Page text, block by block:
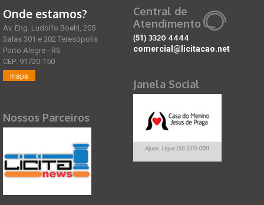
Onde estamos?
Av. Eng. Ludolfo Boehl, 205
Salas 301 e 302 Teresópolis
Porto Alegre - RS
CEP: 91720-150
mapa
Nossos Parceiros
Central de
Atendimento
(51) 3320 4444
comercial@licitacao.net
Janela Social